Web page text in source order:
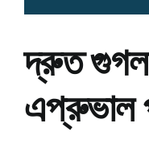
দ্রুত গুগল
এপ্রুভাল